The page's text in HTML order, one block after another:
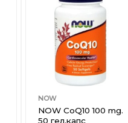
Добавить
в
Вишлист
NOW
NOW CoQ10 100 mg.
50 гел.капс